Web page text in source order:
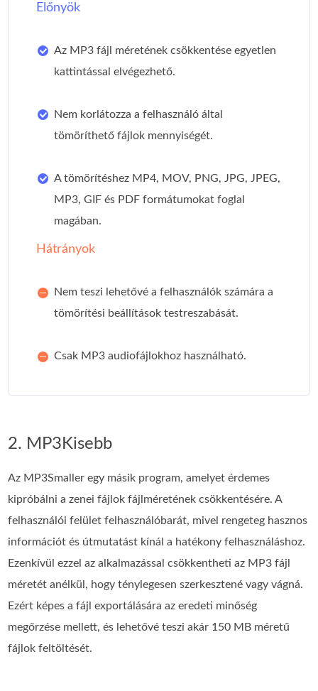
Előnyök
Az MP3 fájl méretének csökkentése egyetlen
kattintással elvégezhető.
Nem korlátozza a felhasználó által
tömöríthető fájlok mennyiségét.
A tömörítéshez MP4, MOV, PNG, JPG, JPEG,
MP3, GIF és PDF formátumokat foglal
magában.
Hátrányok
Nem teszi lehetővé a felhasználók számára a
tömörítési beállítások testreszabását.
Csak MP3 audiofájlokhoz használható.
2. MP3Kisebb
Az MP3Smaller egy másik program, amelyet érdemes
kipróbálni a zenei fájlok fájlméretének csökkentésére. A
felhasználói felület felhasználóbarát, mivel rengeteg hasznos
információt és útmutatást kínál a hatékony felhasználáshoz.
Ezenkívül ezzel az alkalmazással csökkentheti az MP3 fájl
méretét anélkül, hogy ténylegesen szerkesztené vagy vágná.
Ezért képes a fájl exportálására az eredeti minőség
megőrzése mellett, és lehetővé teszi akár 150 MB méretű
fájlok feltöltését.